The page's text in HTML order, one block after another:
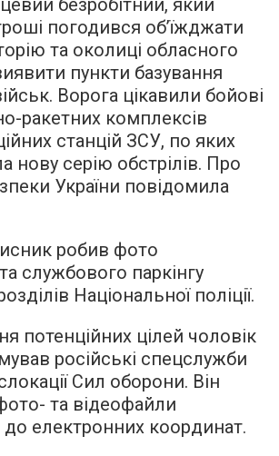
безробітний, який
погодився об’їжджати
та околиці обласного
пункти базування
Ворога цікавили бойові
ракетних комплексів
станцій ЗСУ, по яких
нову серію обстрілів. Про
України повідомила
робив фото
службового паркінгу
Національної поліції.
потенційних цілей чоловік
російські спецслужби
Сил оборони. Він
та відеофайли
до електронних координат.